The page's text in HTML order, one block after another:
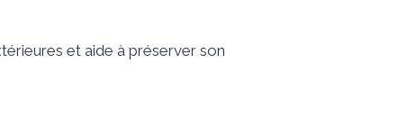
et aide à préserver son